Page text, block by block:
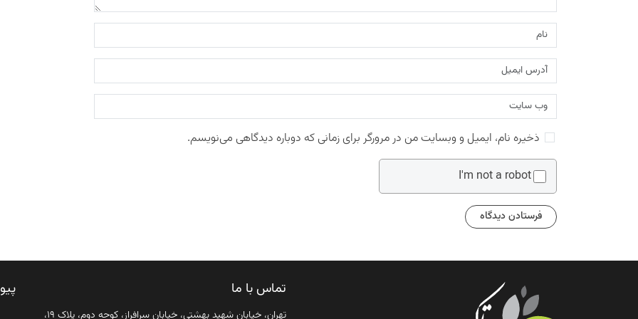
ذخیره نام، ایمیل و وبسایت من در مرورگر برای زمانی که دوباره دیدگاهی می‌نویسم.
I'm not a robot
تماس با ما
تهران، خیابان شهید بهشتی، خیابان سرافراز، کوچه دوم، پلاک ۱۹،